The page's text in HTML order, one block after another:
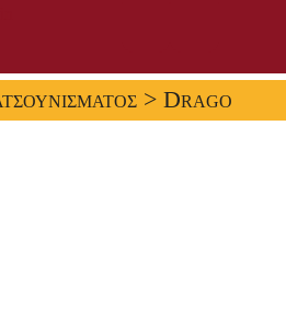
> Drago